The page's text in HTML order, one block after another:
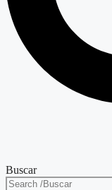
Buscar